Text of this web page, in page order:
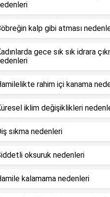
kalp gibi atması
gece sık sık idrara
rahim içi kanama
iklim değişiklikleri
sıkma nedenleri
oksuruk nedenleri
kalamama nedenleri